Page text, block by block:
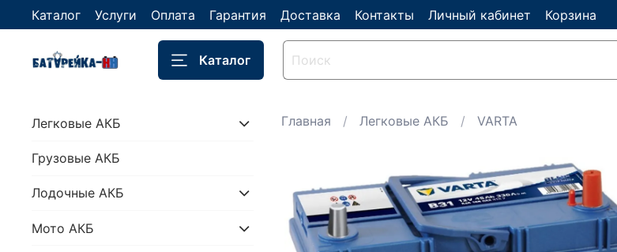
Каталог Услуги Оплата Гарантия Доставка Контакты Личный кабинет Корзина
Каталог
Главная Легковые АКБ VARTA
Легковые АКБ
Грузовые АКБ
Лодочные АКБ
Мото АКБ